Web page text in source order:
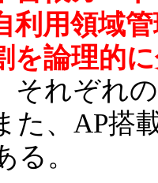
利用領域
を論理的
れぞれ
た、AP搭
る。